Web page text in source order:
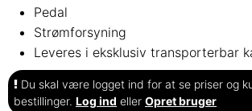
Pedal
Strømforsyning
Leveres i eksklusiv transporterbar
Du skal være logget ind for at se priser og
bestillinger. Log ind eller Opret bruger